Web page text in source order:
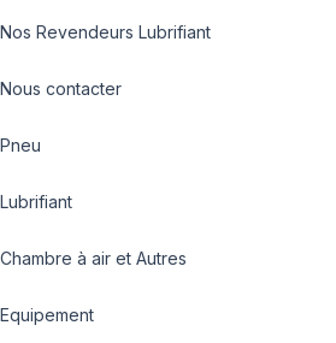
Nos Revendeurs Lubrifiant
Nous contacter
Pneu
Lubrifiant
Chambre à air et Autres
Equipement